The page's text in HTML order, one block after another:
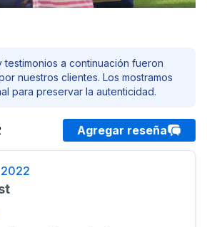
testimonios a continuación fueron
nuestros clientes. Los mostramos
para preservar la autenticidad.
Agregar reseña